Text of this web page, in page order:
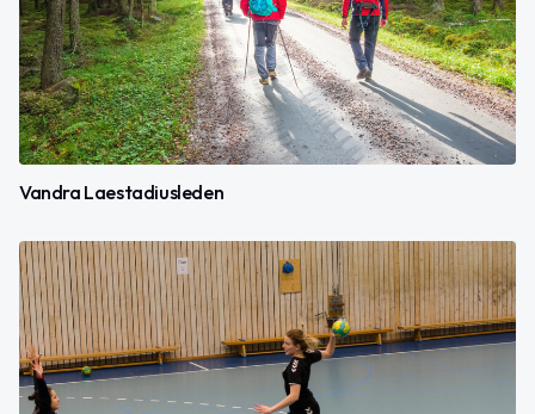
Vandra Laestadiusleden